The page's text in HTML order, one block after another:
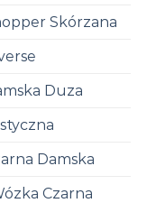
Skórzana
Duza
Damska
Czarna